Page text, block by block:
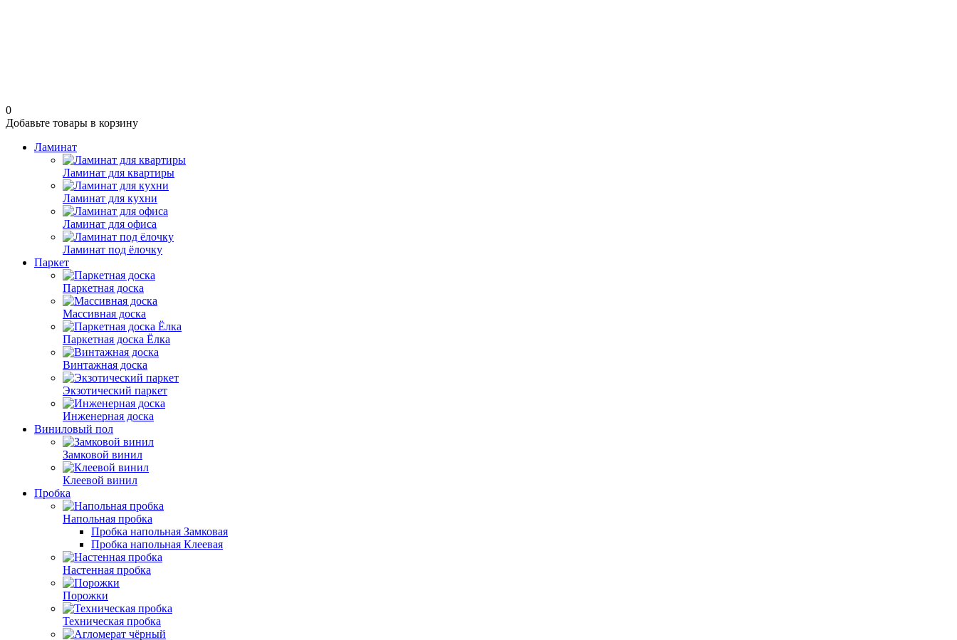
0
Добавьте товары в корзину
Ламинат
Ламинат для квартиры
Ламинат для кухни
Ламинат для офиса
Ламинат под ёлочку
Паркет
Паркетная доска
Массивная доска
Паркетная доска Ёлка
Винтажная доска
Экзотический паркет
Инженерная доска
Виниловый пол
Замковой винил
Клеевой винил
Пробка
Напольная пробка
Пробка напольная Замковая
Пробка напольная Клеевая
Настенная пробка
Порожки
Техническая пробка